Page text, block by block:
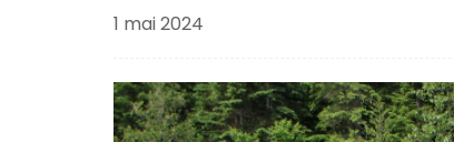
1 mai 2024